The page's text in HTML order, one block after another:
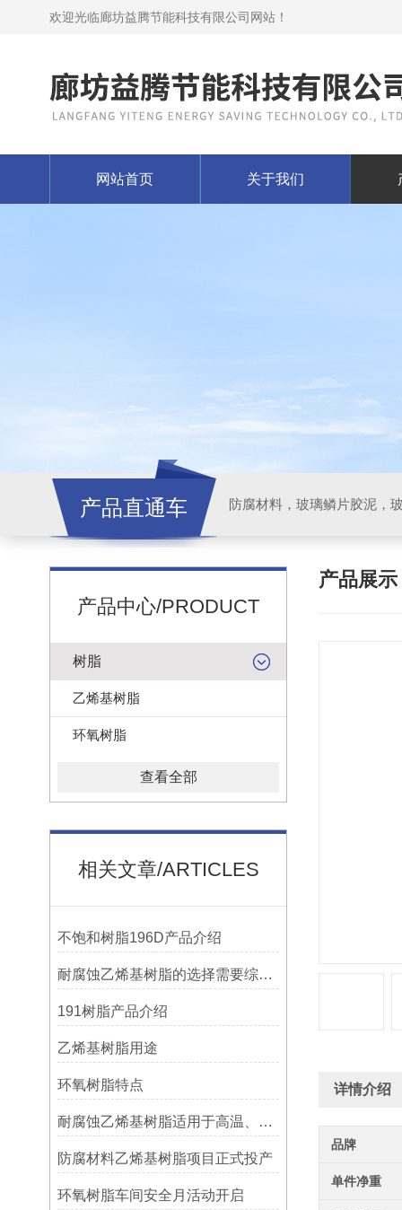
欢迎光临廊坊益腾节能科技有限公司网站！
网站首页 关于我们
产品直通车
产品中心/PRODUCT
树脂
乙烯基树脂
环氧树脂
查看全部
相关文章/ARTICLES
不饱和树脂196D产品介绍
耐腐蚀乙烯基树脂的选择需要综合考虑多种因素
191树脂产品介绍
乙烯基树脂用途
环氧树脂特点
耐腐蚀乙烯基树脂适用于高温、强腐蚀的环境
防腐材料乙烯基树脂项目正式投产
环氧树脂车间安全月活动开启
产品展示
详情介绍
品牌
单件净重